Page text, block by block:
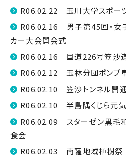
R06.02.22 玉川大学スポー
R06.02.16 男子第45回・女
カー大会開会式
R06.02.16 国道226号笠沙
R06.02.12 玉林分団ポンプ
R06.02.10 笠沙トンネル開
R06.02.10 半島隅くじら元
R06.02.09 スターゼン黒毛
食会
R06.02.03 南薩地域植樹祭